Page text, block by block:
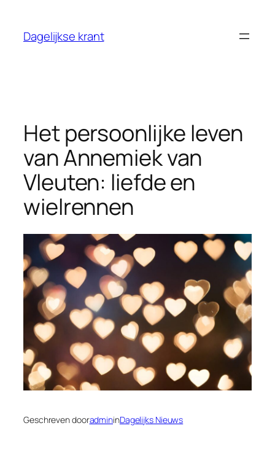
Dagelijkse krant
Het persoonlijke leven
van Annemiek van
Vleuten: liefde en
wielrennen
Geschreven dooradmininDagelijks Nieuws